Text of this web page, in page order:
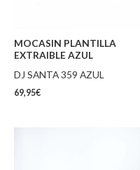
MOCASIN PLANTILLA
EXTRAIBLE AZUL
DJ SANTA 359 AZUL
69,95€